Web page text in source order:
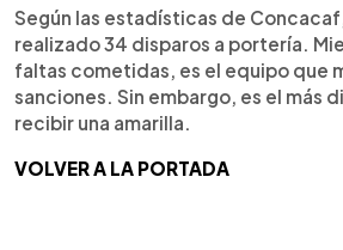
Según las estadísticas de
realizado 34 disparos a portería.
faltas cometidas, es el equipo que
sanciones. Sin embargo, es el más
recibir una amarilla.
VOLVER A LA PORTADA